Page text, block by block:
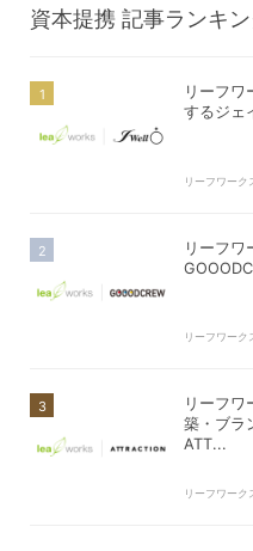
資本提携 記事ランキ
リーフワ
するジェ
リーフワーク
リーフワ
リーフワーク
リーフワ
築・ブラ
ATT...
リーフワーク